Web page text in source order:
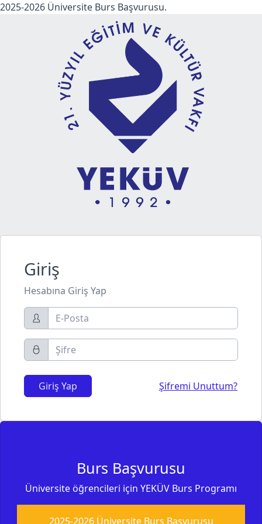
2025-2026 Üniversite Burs Başvurusu.
Giriş
Hesabına Giriş Yap
Giriş Yap Şifremi Unuttum?
Burs Başvurusu
Üniversite öğrencileri için YEKÜV Burs Programı
2025-2026 Üniversite Burs Başvurusu